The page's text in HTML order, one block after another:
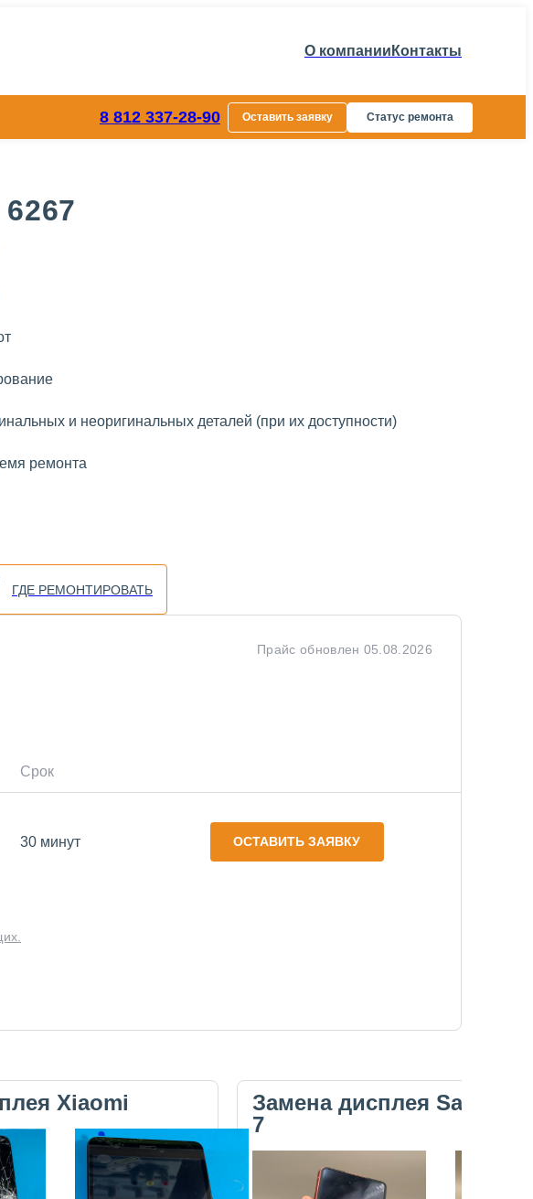
О компании Контакты
8 812 337-28-90 Оставить заявку Статус ремонта
и неоригинальных деталей (при их доступности)
ремонта
ГДЕ РЕМОНТИРОВАТЬ
Прайс обновлен 05.08.2026
Срок
30 минут ОСТАВИТЬ ЗАЯВКУ
Xiaomi
Замена дисплея
7